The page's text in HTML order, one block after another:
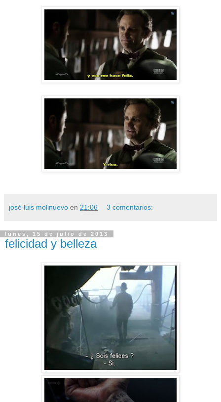
josé luis molinuevo en 21:06 3 comentarios:
lunes, 15 de julio de 2013
felicidad y belleza